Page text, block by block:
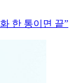
한 통이면 끝”